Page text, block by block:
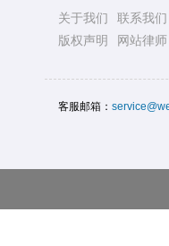
关于我们 联系我们
版权声明
网站律师
客服邮箱：